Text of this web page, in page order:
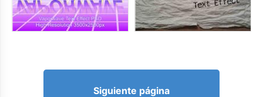
Siguiente página